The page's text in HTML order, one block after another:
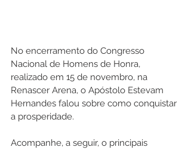
No encerramento do Congresso
Nacional de Homens de Honra,
realizado em 15 de novembro, na
Renascer Arena, o Apóstolo Estevam
Hernandes falou sobre como conquistar
a prosperidade.
Acompanhe, a seguir, o principais